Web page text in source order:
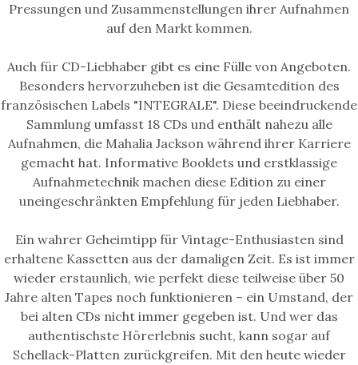
Pressungen und Zusammenstellungen ihrer Aufnahmen
auf den Markt kommen.
Auch für CD-Liebhaber gibt es eine Fülle von Angeboten.
Besonders hervorzuheben ist die Gesamtedition des
französischen Labels "INTEGRALE". Diese beeindruckende
Sammlung umfasst 18 CDs und enthält nahezu alle
Aufnahmen, die Mahalia Jackson während ihrer Karriere
gemacht hat. Informative Booklets und erstklassige
Aufnahmetechnik machen diese Edition zu einer
uneingeschränkten Empfehlung für jeden Liebhaber.
Ein wahrer Geheimtipp für Vintage-Enthusiasten sind
erhaltene Kassetten aus der damaligen Zeit. Es ist immer
wieder erstaunlich, wie perfekt diese teilweise über 50
Jahre alten Tapes noch funktionieren – ein Umstand, der
bei alten CDs nicht immer gegeben ist. Und wer das
authentischste Hörerlebnis sucht, kann sogar auf
Schellack-Platten zurückgreifen. Mit den heute wieder